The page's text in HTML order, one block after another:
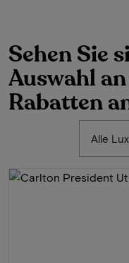
Sehen Sie
Auswahl
Rabatten
Alle